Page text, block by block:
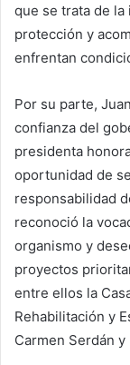
que se trata de
protección y
enfrentan
Por su parte,
confianza del
presidenta
oportunidad de
responsabilidad
reconoció la
organismo y
proyectos
entre ellos la
Rehabilitación y
Carmen Serdán